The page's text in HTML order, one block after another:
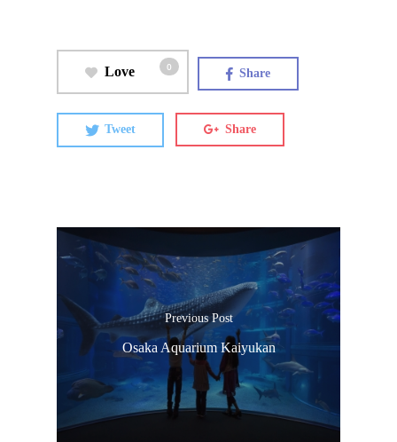
Love 0 Share
Tweet Share
Previous Post
Osaka Aquarium Kaiyukan